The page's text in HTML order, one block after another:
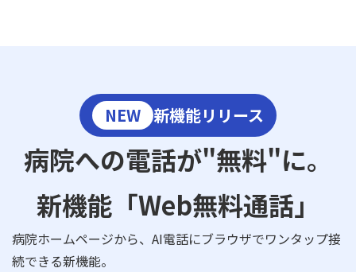
NEW 新機能リリース
病院への電話が"無料"に。
新機能「Web無料通話」
病院ホームページから、AI電話にブラウザでワンタップ接
続できる新機能。